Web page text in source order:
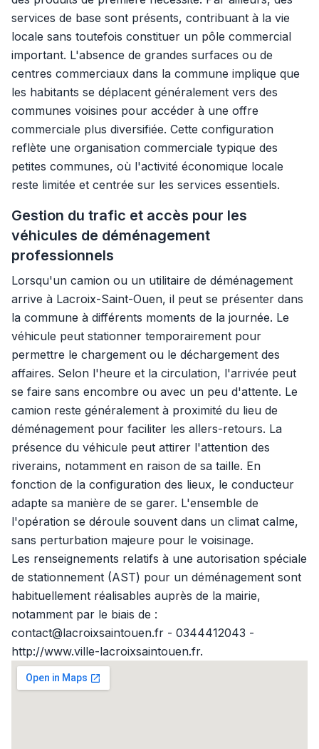
services de base sont présents, contribuant à la vie
locale sans toutefois constituer un pôle commercial
important. L'absence de grandes surfaces ou de
centres commerciaux dans la commune implique que
les habitants se déplacent généralement vers des
communes voisines pour accéder à une offre
commerciale plus diversifiée. Cette configuration
reflète une organisation commerciale typique des
petites communes, où l'activité économique locale
reste limitée et centrée sur les services essentiels.
Gestion du trafic et accès pour les
véhicules de déménagement
professionnels
Lorsqu'un camion ou un utilitaire de déménagement
arrive à Lacroix-Saint-Ouen, il peut se présenter dans
la commune à différents moments de la journée. Le
véhicule peut stationner temporairement pour
permettre le chargement ou le déchargement des
affaires. Selon l'heure et la circulation, l'arrivée peut
se faire sans encombre ou avec un peu d'attente. Le
camion reste généralement à proximité du lieu de
déménagement pour faciliter les allers-retours. La
présence du véhicule peut attirer l'attention des
riverains, notamment en raison de sa taille. En
fonction de la configuration des lieux, le conducteur
adapte sa manière de se garer. L'ensemble de
l'opération se déroule souvent dans un climat calme,
sans perturbation majeure pour le voisinage.
Les renseignements relatifs à une autorisation spéciale
de stationnement (AST) pour un déménagement sont
habituellement réalisables auprès de la mairie,
notamment par le biais de :
contact@lacroixsaintouen.fr - 0344412043 -
http://www.ville-lacroixsaintouen.fr.